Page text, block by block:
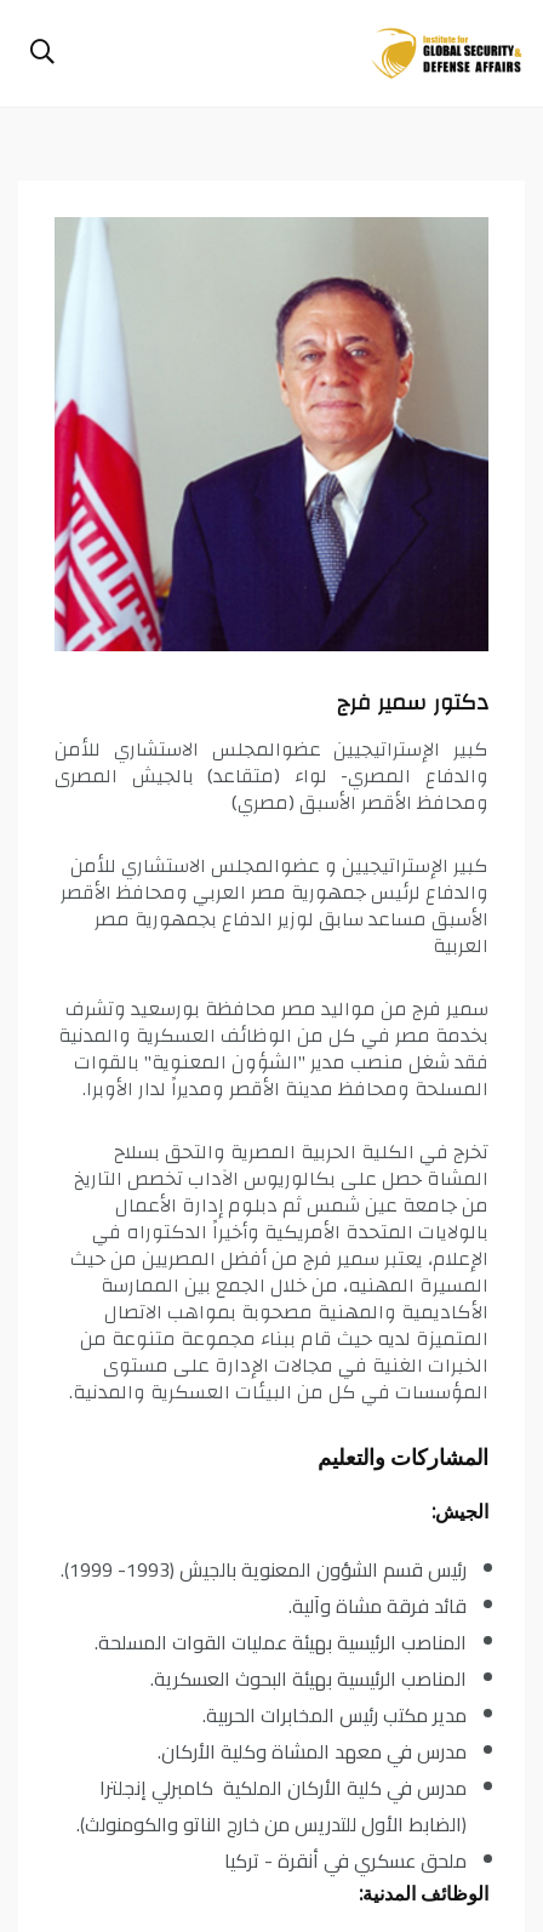
دكتور سمير فرج
كبير الإستراتيجيين عضوالمجلس الاستشاري للأمن
والدفاع المصري- لواء (متقاعد) بالجيش المصرى
ومحافظ الأقصر الأسبق (مصري)
كبير الإستراتيجيين و عضوالمجلس الاستشاري للأمن
والدفاع لرئيس جمهورية مصر العربي ومحافظ الأقصر
الأسبق مساعد سابق لوزير الدفاع بجمهورية مصر
العربية
سمير فرج من مواليد مصر محافظة بورسعيد وتشرف
بخدمة مصر في كل من الوظائف العسكرية والمدنية
فقد شغل منصب مدير "الشؤون المعنوية" بالقوات
المسلحة ومحافظ مدينة الأقصر ومديراً لدار الأوبرا.
تخرج في الكلية الحربية المصرية والتحق بسلاح
المشاة حصل على بكالوريوس الآداب تخصص التاريخ
من جامعة عين شمس ثم دبلوم إدارة الأعمال
بالولايات المتحدة الأمريكية وأخيراً الدكتوراه في
الإعلام، يعتبر سمير فرج من أفضل المصريين من حيث
المسيرة المهنيه، من خلال الجمع بين الممارسة
الأكاديمية والمهنية مصحوبة بمواهب الاتصال
المتميزة لديه حيث قام ببناء مجموعة متنوعة من
الخبرات الغنية في مجالات الإدارة على مستوى
المؤسسات في كل من البيئات العسكرية والمدنية.
المشاركات والتعليم
الجيش:
رئيس قسم الشؤون المعنوية بالجيش (1993- 1999).
قائد فرقة مشاة وآلية.
المناصب الرئيسية بهيئة عمليات القوات المسلحة.
المناصب الرئيسية بهيئة البحوث العسكرية.
مدير مكتب رئيس المخابرات الحربية.
مدرس في معهد المشاة وكلية الأركان.
مدرس في كلية الأركان الملكية كامبرلي إنجلترا
(الضابط الأول للتدريس من خارج الناتو والكومنولث).
ملحق عسكري في أنقرة - تركيا
الوظائف المدنية: